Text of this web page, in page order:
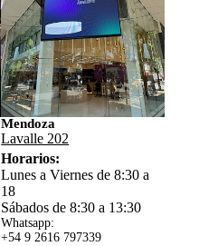
Mendoza
Lavalle 202
Horarios:
Lunes a Viernes de 8:30 a
18
Sábados de 8:30 a 13:30
Whatsapp:
+54 9 2616 797339